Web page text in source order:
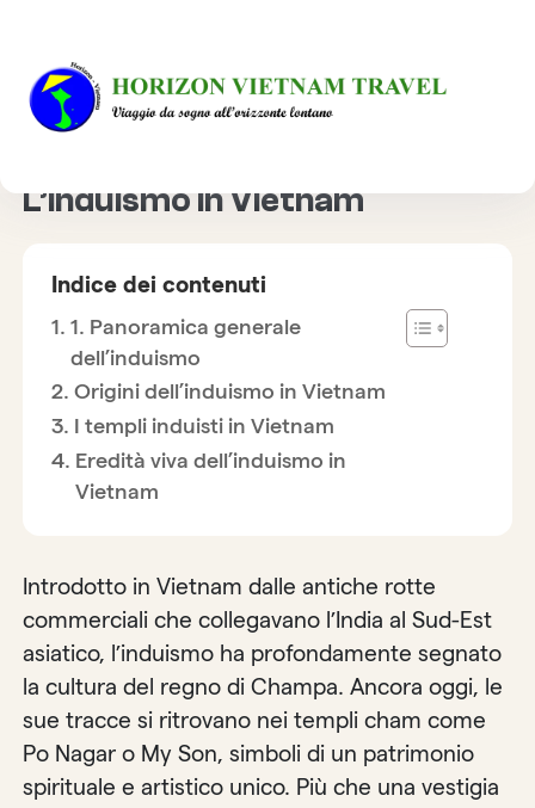
HOME CULTURA L’INDUISMO IN VIETNAM
L’induismo in Vietnam
Indice dei contenuti
1. Panoramica generale
dell’induismo
Origini dell’induismo in Vietnam
I templi induisti in Vietnam
Eredità viva dell’induismo in
Vietnam
Introdotto in Vietnam dalle antiche rotte
commerciali che collegavano l’India al Sud-Est
asiatico, l’induismo ha profondamente segnato
la cultura del regno di Champa. Ancora oggi, le
sue tracce si ritrovano nei templi cham come
Po Nagar o My Son, simboli di un patrimonio
spirituale e artistico unico. Più che una vestigia